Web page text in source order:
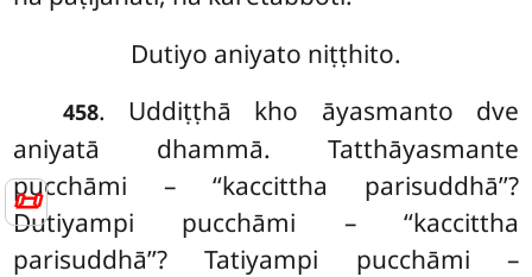
📜
Dutiyo aniyato niṭṭhito.
458. Uddiṭṭhā kho āyasmanto dve
aniyatā dhammā. Tatthāyasmante
pucchāmi – ‘‘kaccittha parisuddhā’’?
Dutiyampi pucchāmi – ‘‘kaccittha
parisuddhā’’? Tatiyampi pucchāmi –